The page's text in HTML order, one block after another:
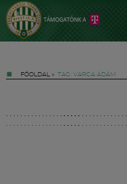
FŐOLDAL » TAG: VARGA ÁDÁM